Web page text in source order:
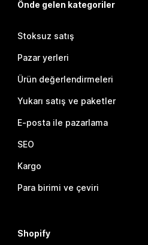
Önde gelen kategoriler
Stoksuz satış
Pazar yerleri
Ürün değerlendirmeleri
Yukarı satış ve paketler
E-posta ile pazarlama
SEO
Kargo
Para birimi ve çeviri
Shopify